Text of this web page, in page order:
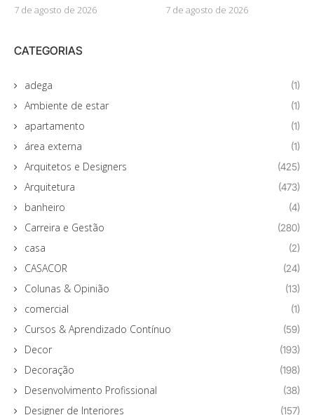
7 de agosto de 2026 7 de agosto de 2026
CATEGORIAS
adega (1)
Ambiente de estar (1)
apartamento (1)
área externa (1)
Arquitetos e Designers (425)
Arquitetura (473)
banheiro (4)
Carreira e Gestão (280)
casa (2)
CASACOR (24)
Colunas & Opinião (13)
comercial (1)
Cursos & Aprendizado Contínuo (59)
Decor (193)
Decoração (198)
Desenvolvimento Profissional (38)
Designer de Interiores (157)